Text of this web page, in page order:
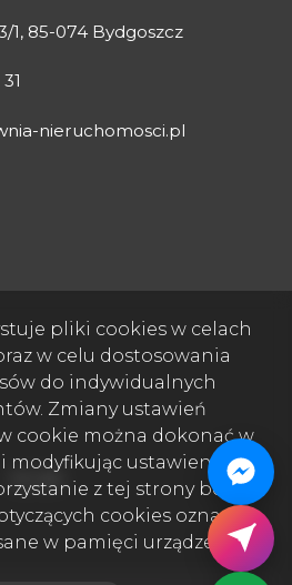
1, 85-074 Bydgoszcz
nieruchomosci.pl
Facebook
Facebook
Facebook
pliki cookies w celach
w celu dostosowania
do indywidualnych
Zmiany ustawień
cookie można dokonać w
modyfikując ustawienia
z tej strony bez
cookies oznacza,
w pamięci urządzenia.